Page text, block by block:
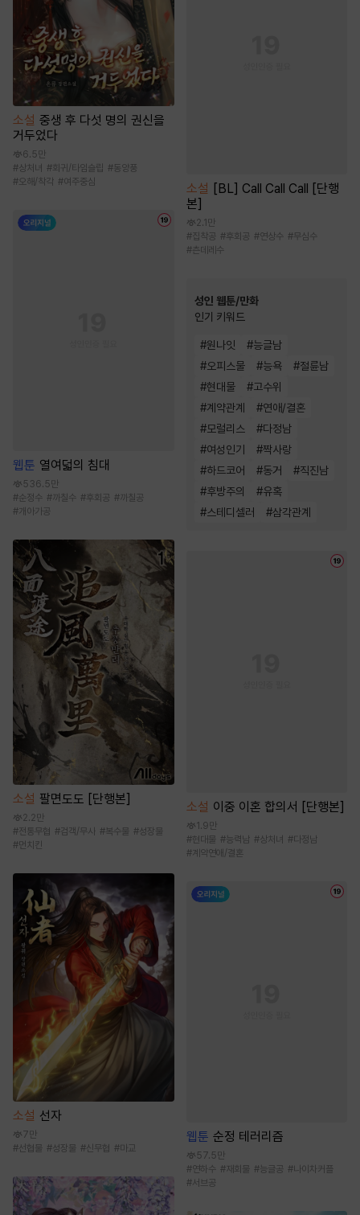
소설 중생 후 다섯 명의 권신을
거두었다
6.5만
#상처녀 #회귀/타임슬립 #동양풍
#오해/착각 #여주중심
웹툰 열여덟의 침대
536.5만
#순정수 #까칠수 #후회공 #까칠공
# 개아가공
소설 팔면도도 [단행본]
2.2만
#전통무협 #검객/무사 #복수물 #성장물
#먼치킨
소설 선자
7만
#선협물 #성장물 #신무협 #마교
소설 [BL] Call Call Call [단행
본]
2.1만
#집착공 #후회공 #연상수 #무심수
#츤데레수
성인 웹툰/만화
인기 키워드
#원나잇 #능글남
#오피스물 #능욕 #절륜남
#현대물 #고수위
#계약관계 #연애/결혼
#모럴리스 #다정남
#여성인기 #짝사랑
#하드코어 #동거 #직진남
#후방주의 #유혹
#스테디셀러 #삼각관계
소설 이중 이혼 합의서 [단행본]
1.9만
#현대물 #능력남 #상처녀 #다정남
#계약연애/결혼
웹툰 순정 테러리즘
57.5만
#연하수 #재회물 #능글공 #나이차커플
#서브공